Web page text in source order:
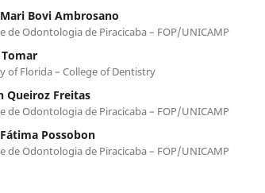
Bovi Ambrosano
de Odontologia de Piracicaba – FOP/UNICAMP
of Florida – College of Dentistry
Queiroz Freitas
de Odontologia de Piracicaba – FOP/UNICAMP
Possobon
de Odontologia de Piracicaba – FOP/UNICAMP